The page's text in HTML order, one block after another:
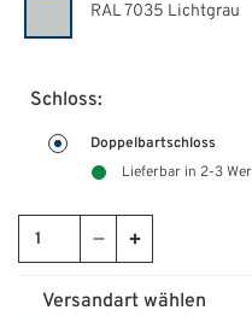
RAL 7035 Lichtgrau
Schloss:
Doppelbartschloss
Lieferbar in 2-3
Versandart wählen